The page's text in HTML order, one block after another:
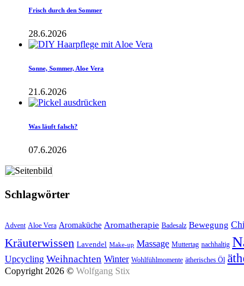
Frisch durch den Sommer
28.6.2026
Sonne, Sommer, Aloe Vera
21.6.2026
Was läuft falsch?
07.6.2026
Schlagwörter
Advent Aloe Vera Aromaküche Aromatherapie Badesalz Bewegung
Kräuterwissen Lavendel Make-up Massage Muttertag nachhaltig
Upcycling Weihnachten Winter Wohlfühlmomente ätherisches Öl
Copyright 2026 © Wolfgang Stix